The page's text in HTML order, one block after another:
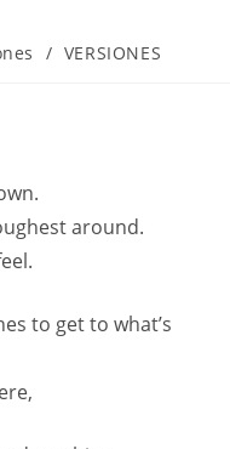
/ VERSIONES
around.
to get to what’s